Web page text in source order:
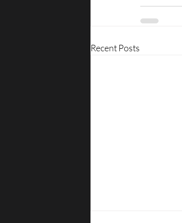
Recent Posts